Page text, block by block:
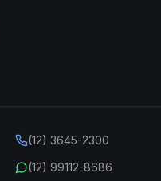
(12) 3645-2300
(12) 99112-8686